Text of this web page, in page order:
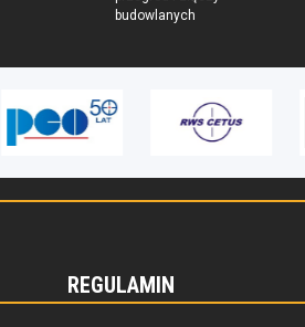
budowlanych
REGULAMIN